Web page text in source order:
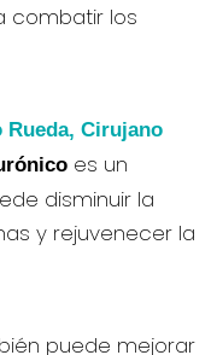
combatir los
Rueda, Cirujano
es un
disminuir la
y rejuvenecer la
puede mejorar